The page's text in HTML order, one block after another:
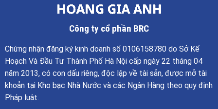
Công ty cổ phần BRC
Chứng nhận đăng ký kinh doanh số 0106158780 do Sở Kế
Hoạch Và Đầu Tư Thành Phố Hà Nội cấp ngày 22 tháng 04
năm 2013, có con dấu riêng, độc lập về tài sản, được mở tài
khoản tại Kho bạc Nhà Nước và các Ngân Hàng theo quy định
Pháp luật.